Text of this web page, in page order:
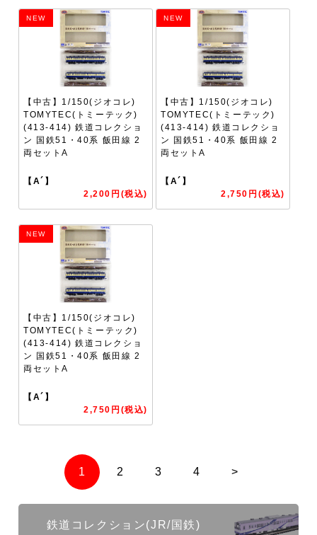
NEW
【中古】1/150(ジオコレ)
TOMYTEC(トミーテック)
(413-414) 鉄道コレクショ
ン 国鉄51・40系 飯田線 2
両セットA
【A´】
2,200円(税込)
NEW
【中古】1/150(ジオコレ)
TOMYTEC(トミーテック)
(413-414) 鉄道コレクショ
ン 国鉄51・40系 飯田線 2
両セットA
【A´】
2,750円(税込)
NEW
【中古】1/150(ジオコレ)
TOMYTEC(トミーテック)
(413-414) 鉄道コレクショ
ン 国鉄51・40系 飯田線 2
両セットA
【A´】
2,750円(税込)
1 2 3 4 >
鉄道コレクション(JR/国鉄)